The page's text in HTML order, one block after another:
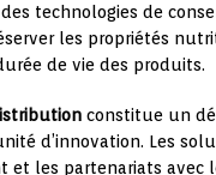
technologies de
les propriétés
de vie des produits.
constitue un
d’innovation. Les
et les partenariats avec